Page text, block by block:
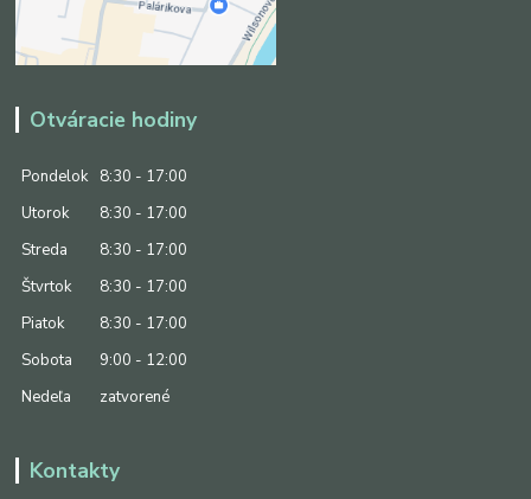
Otváracie hodiny
Pondelok
8:30 - 17:00
Utorok
8:30 - 17:00
Streda
8:30 - 17:00
Štvrtok
8:30 - 17:00
Piatok
8:30 - 17:00
Sobota
9:00 - 12:00
Nedeľa
zatvorené
Kontakty